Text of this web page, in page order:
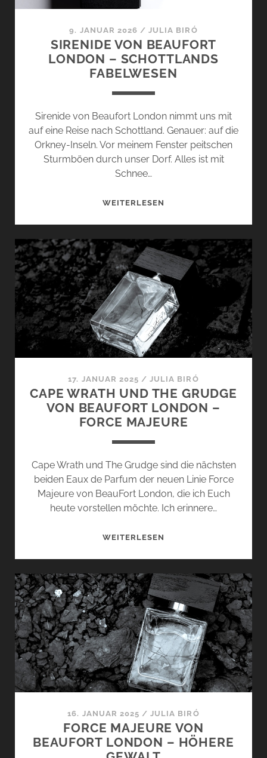
9. JANUAR 2026 /JULIA BIRÓ
SIRENIDE VON BEAUFORT
LONDON – SCHOTTLANDS
FABELWESEN
Sirenide von Beaufort London nimmt uns mit
auf eine Reise nach Schottland. Genauer: auf die
Orkney-Inseln. Vor meinem Fenster peitschen
Sturmböen durch unser Dorf. Alles ist mit
Schnee…
WEITERLESEN
LONDON
–
SCHOTTLANDS
FABELWESEN
17. JANUAR 2025 /JULIA BIRÓ
CAPE WRATH UND THE GRUDGE
VON BEAUFORT LONDON –
FORCE MAJEURE
Cape Wrath und The Grudge sind die nächsten
beiden Eaux de Parfum der neuen Linie Force
Majeure von BeauFort London, die ich Euch
heute vorstellen möchte. Ich erinnere…
WEITERLESEN
THE
GRUDGE
VON
BEAUFORT
LONDON
–
FORCE
MAJEURE
16. JANUAR 2025 /JULIA BIRÓ
FORCE MAJEURE VON
BEAUFORT LONDON – HÖHERE